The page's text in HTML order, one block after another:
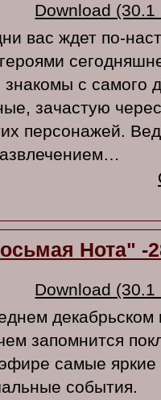
Download (30.1
вас ждет по-
с самого
зачастую
персонажей.
Нота" -
Download (30.1
запомнится
самые
события.